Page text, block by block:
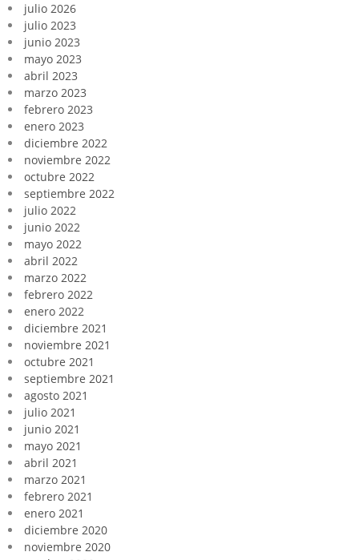
julio 2026
julio 2023
junio 2023
mayo 2023
abril 2023
marzo 2023
febrero 2023
enero 2023
diciembre 2022
noviembre 2022
octubre 2022
septiembre 2022
julio 2022
junio 2022
mayo 2022
abril 2022
marzo 2022
febrero 2022
enero 2022
diciembre 2021
noviembre 2021
octubre 2021
septiembre 2021
agosto 2021
julio 2021
junio 2021
mayo 2021
abril 2021
marzo 2021
febrero 2021
enero 2021
diciembre 2020
noviembre 2020